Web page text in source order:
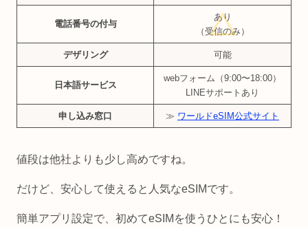
電話番号の付与
あり
（受信のみ）
デザリング 可能
日本語サービス
webフォーム（9:00〜18:00）
LINEサポートあり
申し込み窓口 ≫ ワールドeSIM公式サイト
値段は他社よりも少し高めですね。
だけど、安心して使えると人気なeSIMです。
簡単アプリ設定で、初めてeSIMを使うひとにも安心！